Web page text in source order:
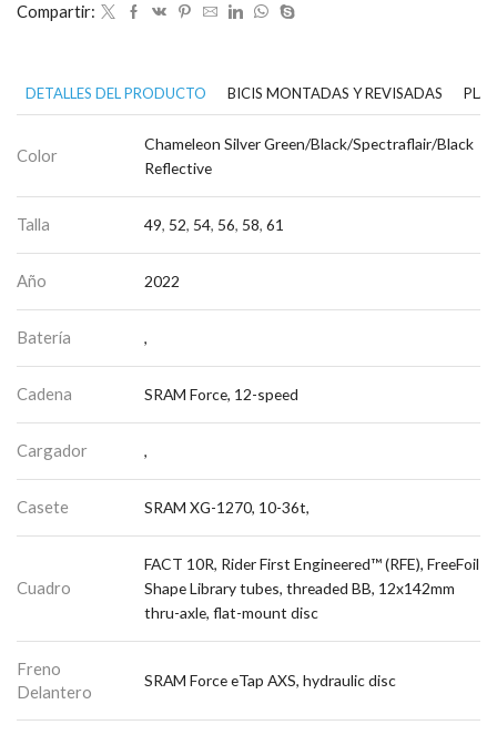
Compartir:
DETALLES DEL PRODUCTO BICIS MONTADAS Y REVISADAS
Color
Chameleon Silver Green/Black/Spectraflair/Black
Reflective
Talla 49, 52, 54, 56, 58, 61
Año 2022
Batería ,
Cadena SRAM Force, 12-speed
Cargador ,
Casete SRAM XG-1270, 10-36t,
Cuadro
FACT 10R, Rider First Engineered™ (RFE), FreeFoil
Shape Library tubes, threaded BB, 12x142mm
thru-axle, flat-mount disc
Freno
Delantero
SRAM Force eTap AXS, hydraulic disc